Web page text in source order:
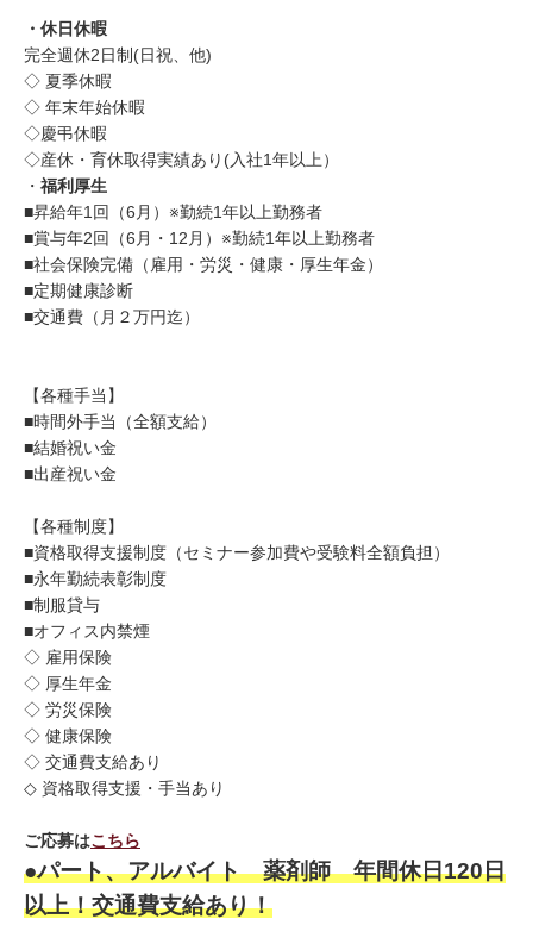
・休日休暇
完全週休2日制(日祝、他)
◇ 夏季休暇
◇ 年末年始休暇
◇慶弔休暇
◇産休・育休取得実績あり(入社1年以上）
・ 福利厚生
■昇給年1回（6月）※勤続1年以上勤務者
■賞与年2回（6月・12月）※勤続1年以上勤務者
■社会保険完備（雇用・労災・健康・厚生年金）
■定期健康診断
■交通費（月２万円迄）
【各種手当】
■時間外手当（全額支給）
■結婚祝い金
■出産祝い金
【各種制度】
■資格取得支援制度（セミナー参加費や受験料全額負担）
■永年勤続表彰制度
■制服貸与
■オフィス内禁煙
◇ 雇用保険
◇ 厚生年金
◇ 労災保険
◇ 健康保険
◇ 交通費支給あり
◇ 資格取得支援・手当あり
ご応募はこちら
●パート、アルバイト 薬剤師年間休日120日
以上！交通費支給あり！